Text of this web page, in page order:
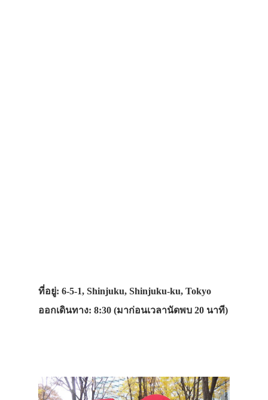
ที่อยู่: 6-5-1, Shinjuku, Shinjuku-ku, Tokyo
ออกเดินทาง: 8:30 (มาก่อนเวลานัดพบ 20 นาที)